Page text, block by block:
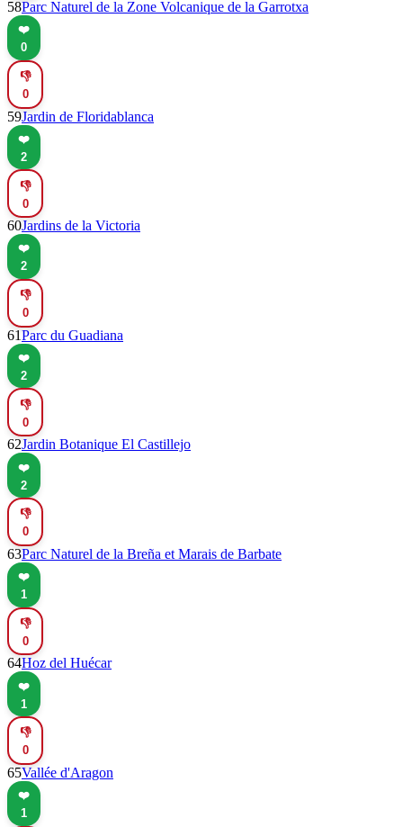
58Parc Naturel de la Zone Volcanique de la Garrotxa
❤️
0
👎
0
59Jardin de Floridablanca
❤️
2
👎
0
60Jardins de la Victoria
❤️
2
👎
0
61Parc du Guadiana
❤️
2
👎
0
62Jardin Botanique El Castillejo
❤️
2
👎
0
63Parc Naturel de la Breña et Marais de Barbate
❤️
1
👎
0
64Hoz del Huécar
❤️
1
👎
0
65Vallée d'Aragon
❤️
1